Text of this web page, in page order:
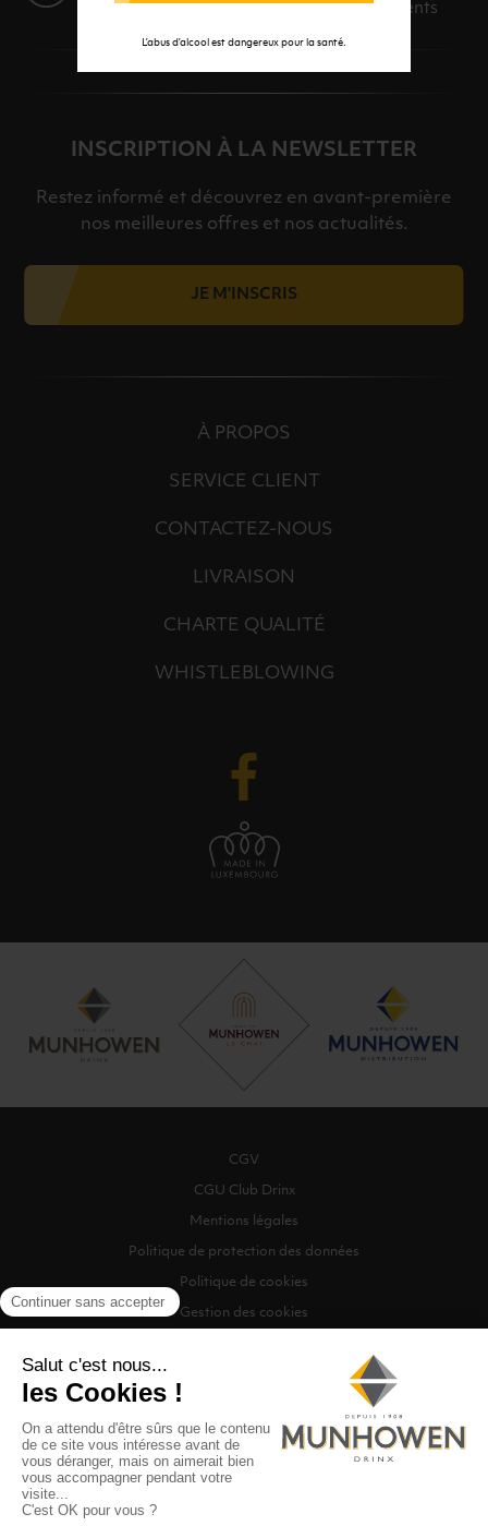
L’abus d’alcool est dangereux pour la santé.
Des solutions adaptées à vos événements
INSCRIPTION À LA NEWSLETTER
Restez informé et découvrez en avant-première
nos meilleures offres et nos actualités.
JE M'INSCRIS
À PROPOS
SERVICE CLIENT
CONTACTEZ-NOUS
LIVRAISON
CHARTE QUALITÉ
WHISTLEBLOWING
CGV
CGU Club Drinx
Mentions légales
Politique de protection des données
Politique de cookies
Gestion des cookies
©2026 Munhowen Drinx / Tous droits réservés
Digitalised by